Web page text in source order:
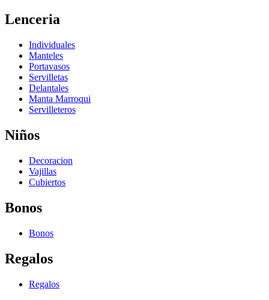
Lenceria
Individuales
Manteles
Portavasos
Servilletas
Delantales
Manta Marroqui
Servilleteros
Niños
Decoracion
Vajillas
Cubiertos
Bonos
Bonos
Regalos
Regalos